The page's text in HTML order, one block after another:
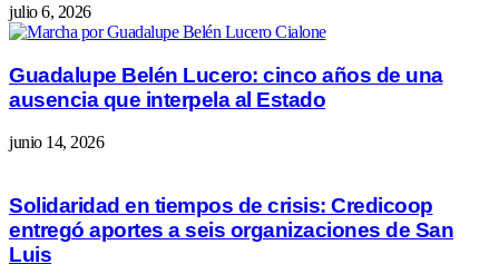
julio 6, 2026
Guadalupe Belén Lucero: cinco años de una
ausencia que interpela al Estado
junio 14, 2026
Solidaridad en tiempos de crisis: Credicoop
entregó aportes a seis organizaciones de San
Luis